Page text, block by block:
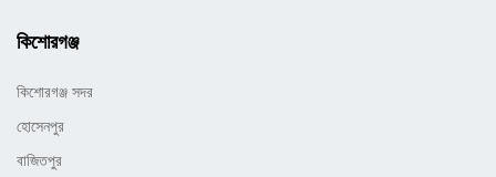
কিশোরগঞ্জ
কিশোরগঞ্জ সদর
হোসেনপুর
বাজিতপুর